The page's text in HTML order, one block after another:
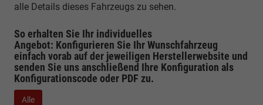
alle Details dieses Fahrzeugs zu sehen.
So erhalten Sie Ihr individuelles
Angebot: Konfigurieren Sie Ihr Wunschfahrzeug
einfach vorab auf der jeweiligen Herstellerwebsite und
senden Sie uns anschließend Ihre Konfiguration als
Konfigurationscode oder PDF zu.
Alle